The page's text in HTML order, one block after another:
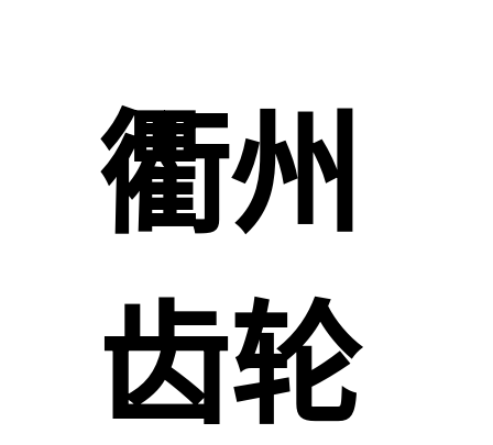
衢州
齿轮